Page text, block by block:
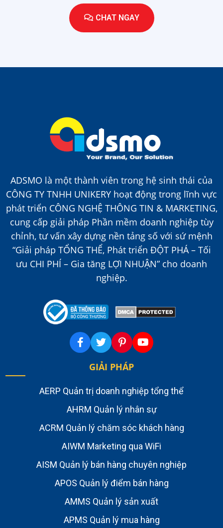
CHAT NGAY
ADSMO là một thành viên trong hệ sinh thái của
CÔNG TY TNHH UNIKERY hoạt động trong lĩnh vực
phát triển CÔNG NGHỆ THÔNG TIN & MARKETING,
cung cấp giải pháp Phần mềm doanh nghiệp tùy
chỉnh, tư vấn xây dựng nền tảng số với sứ mệnh
“Giải pháp TỔNG THỂ, Phát triển ĐỘT PHÁ – Tối
ưu CHI PHÍ – Gia tăng LỢI NHUẬN” cho doanh
nghiệp.
GIẢI PHÁP
AERP Quản trị doanh nghiệp tổng thể
AHRM Quản lý nhân sự
ACRM Quản lý chăm sóc khách hàng
AIWM Marketing qua WiFi
AISM Quản lý bán hàng chuyên nghiệp
APOS Quản lý điểm bán hàng
AMMS Quản lý sản xuất
APMS Quản lý mua hàng